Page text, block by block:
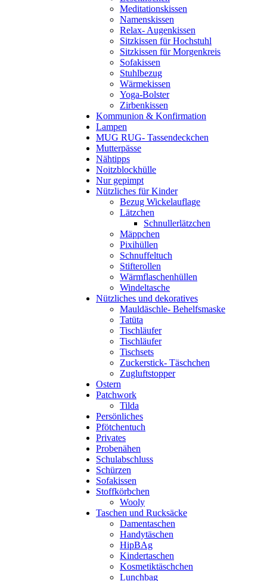
Meditationskissen
Namenskissen
Relax- Augenkissen
Sitzkissen für Hochstuhl
Sitzkissen für Morgenkreis
Sofakissen
Stuhlbezug
Wärmekissen
Yoga-Bolster
Zirbenkissen
Kommunion & Konfirmation
Lampen
MUG RUG- Tassendeckchen
Mutterpässe
Nähtipps
Noitzblockhülle
Nur gepimpt
Nützliches für Kinder
Bezug Wickelauflage
Lätzchen
Schnullerlätzchen
Mäppchen
Pixihüllen
Schnuffeltuch
Stifterollen
Wärmflaschenhüllen
Windeltasche
Nützliches und dekoratives
Mauldäschle- Behelfsmaske
Tatüta
Tischläufer
Tischläufer
Tischsets
Zuckerstick- Täschchen
Zugluftstopper
Ostern
Patchwork
Tilda
Persönliches
Pfötchentuch
Privates
Probenähen
Schulabschluss
Schürzen
Sofakissen
Stoffkörbchen
Wooly
Taschen und Rucksäcke
Damentaschen
Handytäschen
HipBAg
Kindertaschen
Kosmetiktäschchen
Lunchbag